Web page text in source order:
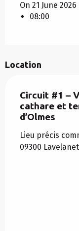
On 21 June 2026
08:00
Location
Circuit #1 –
cathare et
d’Olmes
Lieu précis
09300 Lavelanet